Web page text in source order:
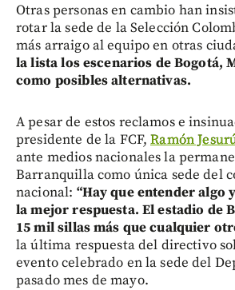
Otras personas en cambio han
rotar la sede de la Selección
más arraigo al equipo en otras
la lista los escenarios de Bogotá,
como posibles alternativas.
A pesar de estos reclamos e
presidente de la FCF,Ramón
ante medios nacionales la
Barranquilla como única sede del
nacional: “Hay que entender algo
la mejor respuesta. El estadio de
15 mil sillas más que cualquier
la última respuesta del directivo
evento celebrado en la sede del
pasado mes de mayo.